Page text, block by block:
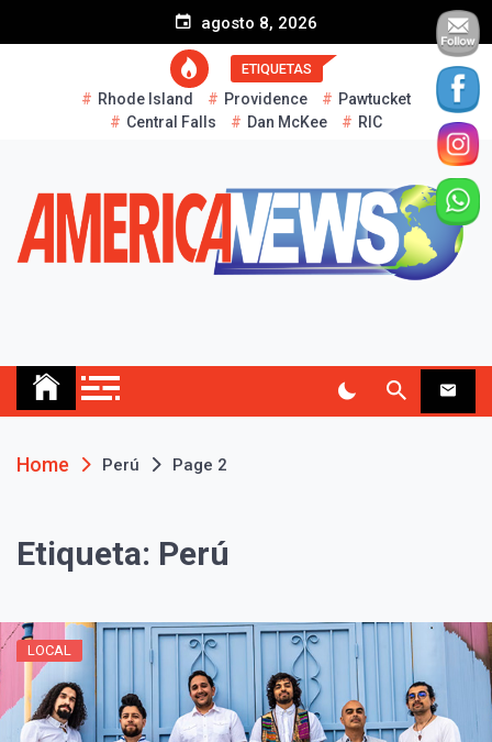
agosto 8, 2026
ETIQUETAS
Rhode Island Providence
Pawtucket
Central Falls
Dan McKee RIC
Home Perú Page 2
Etiqueta: Perú
LOCAL